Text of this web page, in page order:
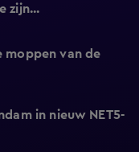
zijn...
moppen van de
in nieuw NET5-